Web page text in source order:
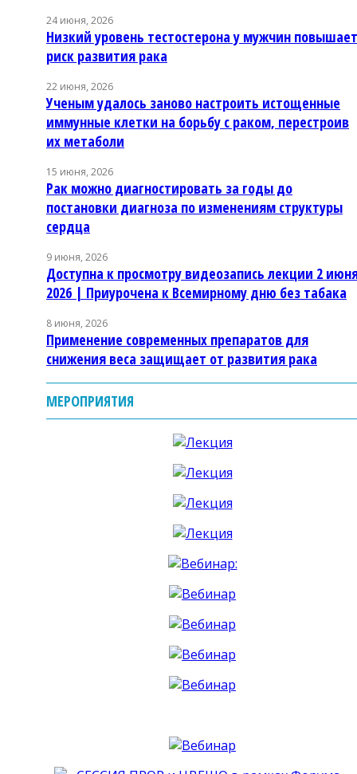
24 июня, 2026
Низкий уровень тестостерона у мужчин повышает
риск развития рака
22 июня, 2026
Ученым удалось заново настроить истощенные
иммунные клетки на борьбу с раком, перестроив
их метаболи
15 июня, 2026
Рак можно диагностировать за годы до
постановки диагноза по изменениям структуры
сердца
9 июня, 2026
Доступна к просмотру видеозапись лекции 2
2026 | Приурочена к Всемирному дню без табака
8 июня, 2026
Применение современных препаратов для
снижения веса защищает от развития рака
МЕРОПРИЯТИЯ